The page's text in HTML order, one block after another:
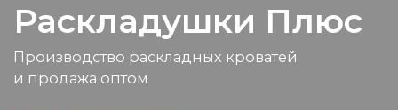
Раскладушки Плюс
Производство раскладных кроватей
и продажа оптом